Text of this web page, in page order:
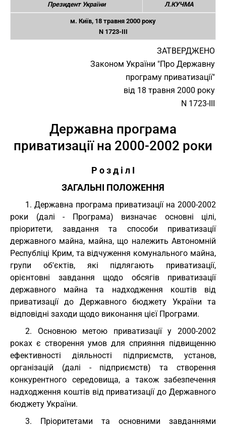
Президент України Л.КУЧМА
м. Київ, 18 травня 2000 року
N 1723-III
ЗАТВЕРДЖЕНО
Законом України "Про Державну
програму приватизації"
від 18 травня 2000 року
N 1723-III
Державна програма
приватизації на 2000-2002 роки
Р о з д і л I
ЗАГАЛЬНІ ПОЛОЖЕННЯ
1. Державна програма приватизації на 2000-2002
роки (далі - Програма) визначає основні цілі,
пріоритети, завдання та способи приватизації
державного майна, майна, що належить Автономній
Республіці Крим, та відчуження комунального майна,
групи об'єктів, які підлягають приватизації,
орієнтовні завдання щодо обсягів приватизації
державного майна та надходження коштів від
приватизації до Державного бюджету України та
відповідні заходи щодо виконання цієї Програми.
2. Основною метою приватизації у 2000-2002
роках є створення умов для сприяння підвищенню
ефективності діяльності підприємств, установ,
організацій (далі - підприємств) та створення
конкурентного середовища, а також забезпечення
надходження коштів від приватизації до Державного
бюджету України.
3. Пріоритетами та основними завданнями